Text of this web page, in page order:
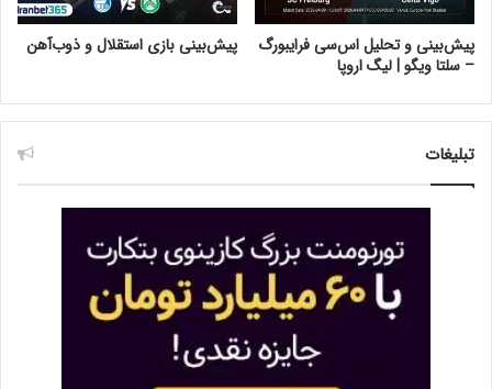
پیش‌بینی و تحلیل اس‌سی فرایبورگ
– سلتا ویگو | لیگ اروپا
پیش‌بینی بازی استقلال و ذوب‌آهن
تبلیغات